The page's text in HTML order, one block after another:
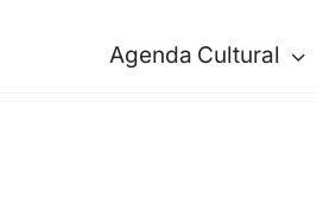
Agenda Cultural